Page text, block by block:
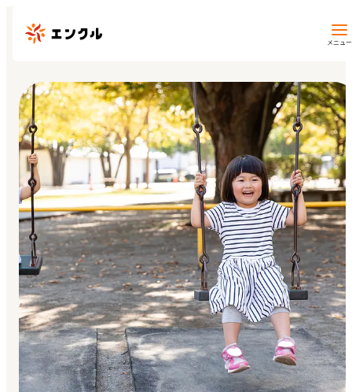
メニュー
保育園・幼稚園を探す
地図から探す
地域から探す
マイページ
閲覧履歴
お気に入り
見学日記